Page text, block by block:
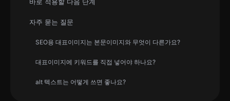
자주 묻는 질문
SEO용 대표이미지는 본문이미지와 무엇이 다른가요?
대표이미지에 키워드를 직접 넣어야 하나요?
alt 텍스트는 어떻게 쓰면 좋나요?